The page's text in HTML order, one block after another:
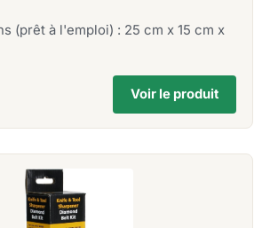
(prêt à l'emploi) : 25 cm x 15 cm x
Voir le produit